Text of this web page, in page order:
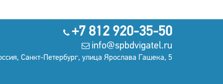
+7 812 920-35-50
info@spbdvigatel.ru
Санкт-Петербург, улица Ярослава Гашека, 5